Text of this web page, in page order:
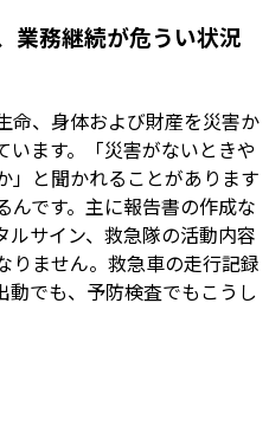
業務継続が危うい状況
命、身体および財産を災害か
います。「災害がないときや
」と聞かれることがあります
です。主に報告書の作成な
ルサイン、救急隊の活動内容
りません。救急車の走行記録
動でも、予防検査でもこうし